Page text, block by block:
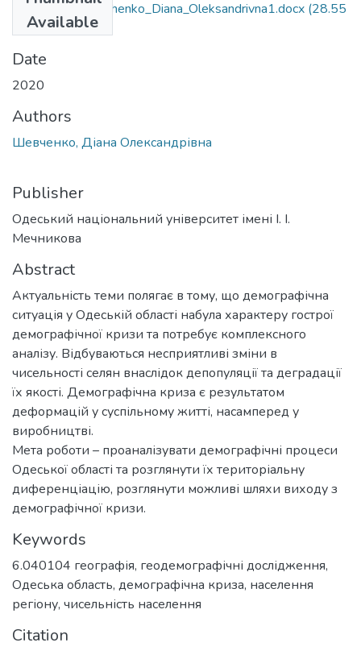
Available
6.040104_Shevchenko_Diana_Oleksandrivna1.docx (28.55
KB)
Date
2020
Authors
Шевченко, Діана Олександрівна
Publisher
Одеський національний університет імені І. І.
Мечникова
Abstract
Актуальність теми полягає в тому, що демографічна
ситуація у Одеській області набула характеру гострої
демографічної кризи та потребує комплексного
аналізу. Відбуваються несприятливі зміни в
чисельності селян внаслідок депопуляції та деградації
їх якості. Демографічна криза є результатом
деформацій у суспільному житті, насамперед у
виробництві.
Мета роботи – проаналізувати демографічні процеси
Одеської області та розглянути їх територіальну
диференціацію, розглянути можливі шляхи виходу з
демографічної кризи.
Keywords
6.040104 географія, геодемографічні дослідження,
Одеська область, демографічна криза, населення
регіону, чисельність населення
Citation